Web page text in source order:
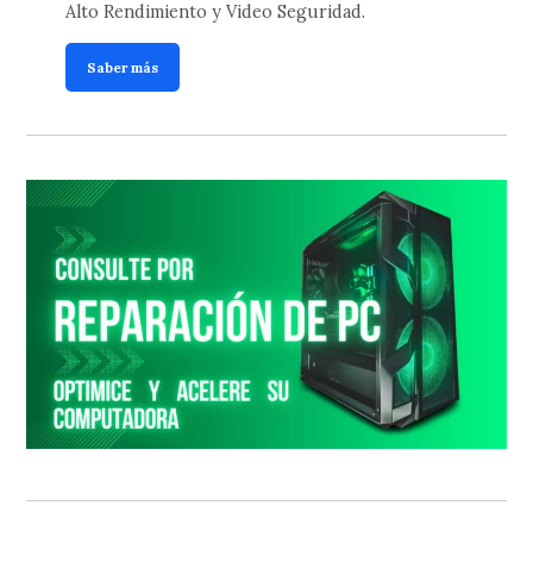
Alto Rendimiento y Video Seguridad.
Saber más